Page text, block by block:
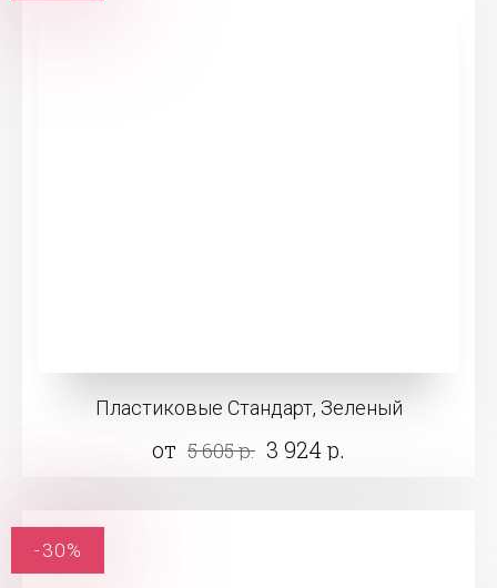
Пластиковые Стандарт, Зеленый
от 5 605 р. 3 924 р.
-30%